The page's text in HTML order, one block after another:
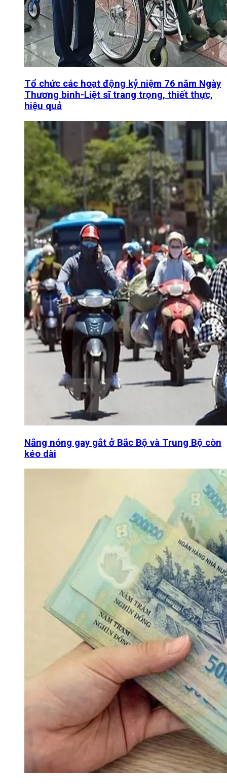
Tổ chức các hoạt động kỷ niệm 76 năm Ngày
Thương binh-Liệt sĩ trang trọng, thiết thực,
hiệu quả
Nắng nóng gay gắt ở Bắc Bộ và Trung Bộ còn
kéo dài